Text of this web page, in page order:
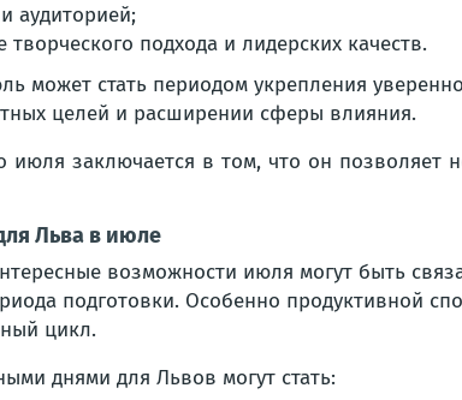
аудиторией;
подхода и лидерских качеств.
может стать периодом укрепления
целей и расширении сферы влияния.
июля заключается в том, что он позволяет
Льва в июле
возможности июля могут быть
подготовки. Особенно продуктивной
цикл.
днями для Львов могут стать: